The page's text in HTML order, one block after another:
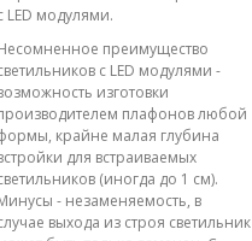
LED модулями.
преимущество
с LED модулями -
изготовки
плафонов любой
крайне малая глубина
для встраиваемых
(иногда до 1 см).
- незаменяемость, в
выхода из строя светильник